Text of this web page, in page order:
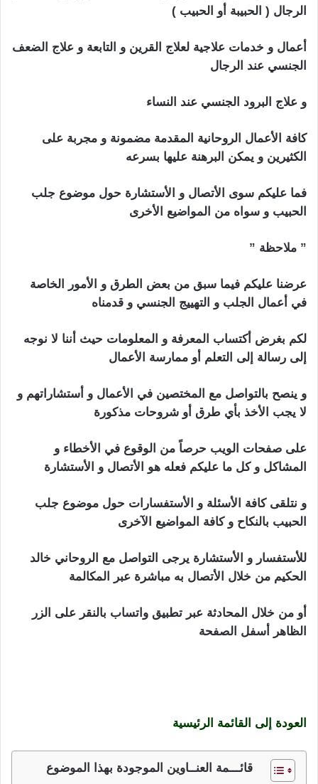
الرجال ( الحبيبة أو الحبيب )
أعمال و خدمات علاجية لعلاج القرين و التابعة و علاج الضعف
الجنسي عند الرجال
و علاج البرود الجنسي عند النساء
كافة الأعمال الروحانية المقدمة مضمونة و مجربة على
الكثيرين و يمكن البرهنة عليها بسرعه
فما عليكم سوى الأتصال و الأستشارة حول موضوع جلب
الحبيب و سواه من المواضيع الأخرى
” ملاحظة ”
عرضنا عليكم فيما سبق من بعض الطرق و الأمور الخاصة
في أعمال الجلب و التهييج الجنسي و قدمناه
لكم بغرض أكتساب المعرفة و المعلومات حيث أننا لا نوجه
إلى رسالة إلى التعلم أو ممارسة الأعمال
و ينصح بالتواصل مع المختصين في الأعمال و أستشاراتهم و
لا يجب الأخذ بأي طرق أو شروحات مذكورة
على صفحات الويب حرصاً من الوقوع في الأخطاء و
المشاكل و كل ما عليكم فعله هو الأتصال و الأستشارة
و نتلقى كافة الأسئلة و الأستفسارات حول موضوع جلب
الحبيب بالنكاح و كافة المواضيع الآخرى
للأستفسار و الأستشارة يرجى التواصل مع الروحاني خالد
الحكيم من خلال الأتصال به مباشرة عبر المكالمة
أو من خلال المحادثة عبر تطبيق واتساب بالنقر على الزر
الظاهر أسفل الصفحة
العودة إلى القائمة الرئيسية
قائـــمة العنــاوين الموجودة بهذا الموضوع